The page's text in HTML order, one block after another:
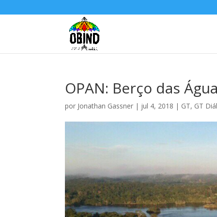
OPAN: Berço das
por Jonathan Gassner | jul 4, 2018 | GT, GT